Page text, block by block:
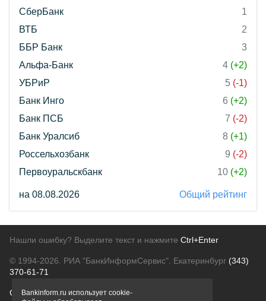
СберБанк
1
ВТБ
2
ББР Банк
3
Альфа-Банк
4 (+2)
УБРиР
5 (-1)
Банк Инго
6 (+2)
Банк ПСБ
7 (-2)
Банк Уралсиб
8 (+1)
Россельхозбанк
9 (-2)
Первоуральскбанк
10 (+2)
на 08.08.2026 Общий рейтинг
Нашли ошибку? Выделите текст и нажмите Ctrl+Enter
© 1994-2026. РИА "БанкИнформСервис". Екатеринбург (343)
370-61-71
О проектеПолитика конфиденциальности
Bankinform.ru использует cookie-